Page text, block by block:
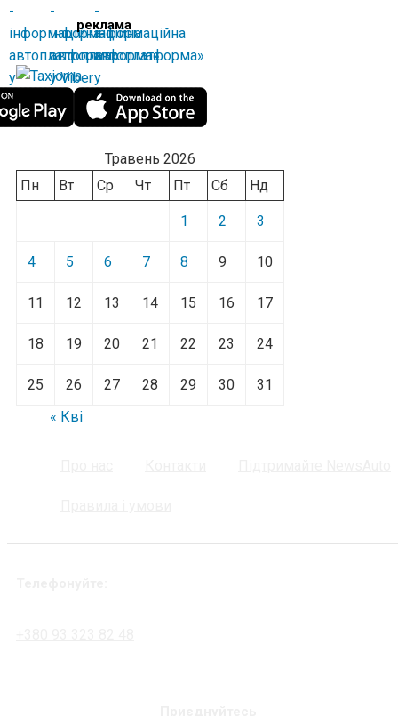
реклама
Травень 2026
Пн
Вт Ср Чт Пт Сб Нд
1 2 3
4 5 6 7 8 9 10
11 12 13 14 15 16 17
18 19 20 21 22 23 24
25 26 27 28 29 30
31
« Кві